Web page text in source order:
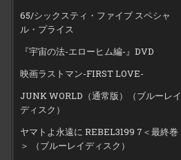
65/シックスティ・ファイブ スペシャ
ル・プライス
『宇宙の法-エローヒム編-』DVD
映画ラストマン-FIRST LOVE-
JUNK WORLD（通常版）（ブルーレイ
ディスク）
ヤマトよ永遠に REBEL3199 7＜最終巻
＞ （ブルーレイディスク）